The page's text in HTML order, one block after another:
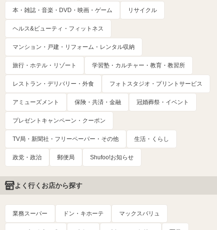
本・雑誌・音楽・DVD・映画・ゲーム リサイクル
ヘルス&ビューティ・フィットネス
マンション・戸建・リフォーム・レンタル収納
旅行・ホテル・リゾート 学習塾・カルチャー・教育・教習所
レストラン・デリバリー・外食 フォトスタジオ・プリントサービス
アミューズメント 保険・共済・金融 冠婚葬祭・イベント
プレゼントキャンペーン・クーポン
TV局・新聞社・フリーペーパー・その他 生活・くらし
政党・政治 郵便局 Shufoo!お知らせ
よく行くお店から探す
業務スーパー ドン・キホーテ マックスバリュ